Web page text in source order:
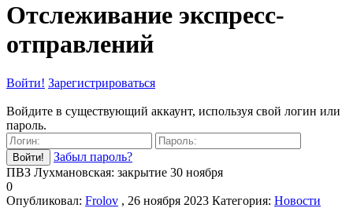
Отслеживание экспресс-
отправлений
Войти! Зарегистрироваться
Войдите в существующий аккаунт, используя свой логин или
пароль.
Забыл пароль?
ПВЗ Лухмановская: закрытие 30 ноября
0
Опубликовал: Frolov , 26 ноября 2023 Категория: Новости